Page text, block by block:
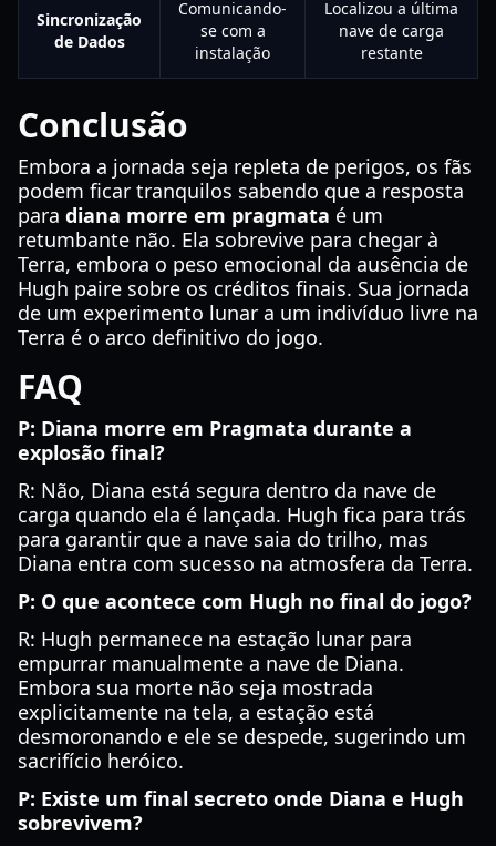
Sincronização
de Dados
Comunicando-
se com a
instalação
Localizou a última
nave de carga
restante
Conclusão
Embora a jornada seja repleta de perigos, os fãs
podem ficar tranquilos sabendo que a resposta
para diana morre em pragmata é um
retumbante não. Ela sobrevive para chegar à
Terra, embora o peso emocional da ausência de
Hugh paire sobre os créditos finais. Sua jornada
de um experimento lunar a um indivíduo livre na
Terra é o arco definitivo do jogo.
FAQ
P: Diana morre em Pragmata durante a
explosão final?
R: Não, Diana está segura dentro da nave de
carga quando ela é lançada. Hugh fica para trás
para garantir que a nave saia do trilho, mas
Diana entra com sucesso na atmosfera da Terra.
P: O que acontece com Hugh no final do jogo?
R: Hugh permanece na estação lunar para
empurrar manualmente a nave de Diana.
Embora sua morte não seja mostrada
explicitamente na tela, a estação está
desmoronando e ele se despede, sugerindo um
sacrifício heróico.
P: Existe um final secreto onde Diana e Hugh
sobrevivem?